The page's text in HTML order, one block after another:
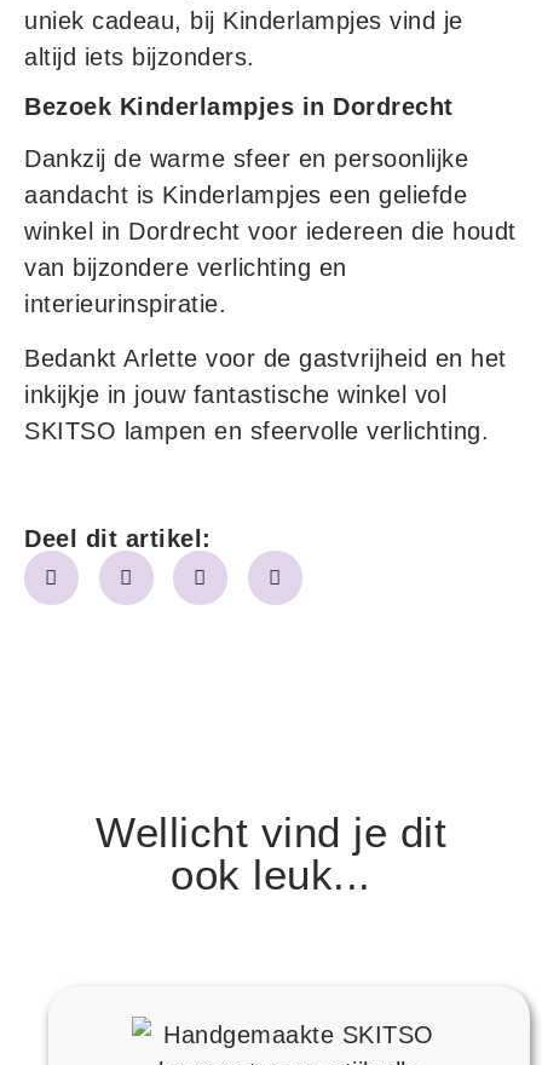
uniek cadeau, bij Kinderlampjes vind je
altijd iets bijzonders.
Bezoek Kinderlampjes in Dordrecht
Dankzij de warme sfeer en persoonlijke
aandacht is Kinderlampjes een geliefde
winkel in Dordrecht voor iedereen die houdt
van bijzondere verlichting en
interieurinspiratie.
Bedankt Arlette voor de gastvrijheid en het
inkijkje in jouw fantastische winkel vol
SKITSO lampen en sfeervolle verlichting.
Deel dit artikel:
Wellicht vind je dit
ook leuk...